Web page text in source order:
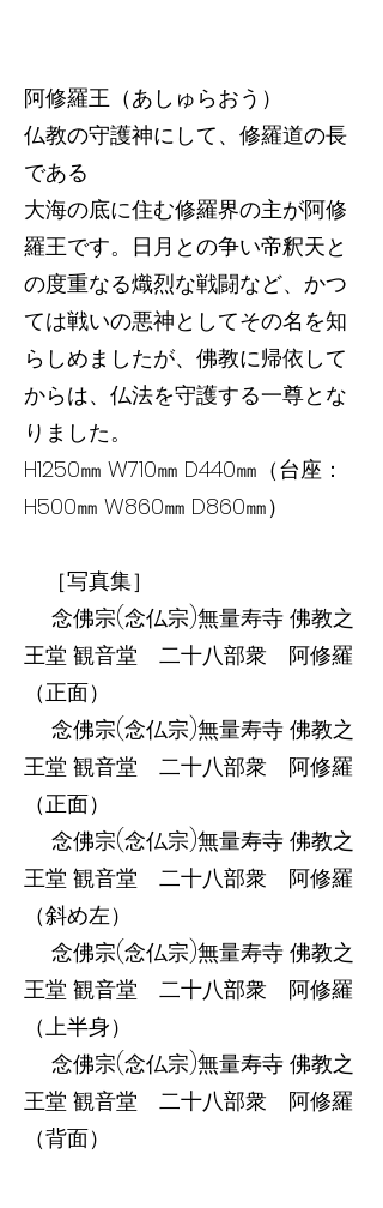
阿修羅王（あしゅらおう）
仏教の守護神にして、修羅道の長
である
大海の底に住む修羅界の主が阿修
羅王です。日月との争い帝釈天と
の度重なる熾烈な戦闘など、かつ
ては戦いの悪神としてその名を知
らしめましたが、佛教に帰依して
からは、仏法を守護する一尊とな
りました。
H1250㎜ W710㎜ D440㎜（台座：
H500㎜ W860㎜ D860㎜）
［写真集］
念佛宗(念仏宗)無量寿寺 佛教之
王堂 観音堂 二十八部衆 阿修羅
（正面）
念佛宗(念仏宗)無量寿寺 佛教之
王堂 観音堂 二十八部衆 阿修羅
（正面）
念佛宗(念仏宗)無量寿寺 佛教之
王堂 観音堂 二十八部衆 阿修羅
（斜め左）
念佛宗(念仏宗)無量寿寺 佛教之
王堂 観音堂 二十八部衆 阿修羅
（上半身）
念佛宗(念仏宗)無量寿寺 佛教之
王堂 観音堂 二十八部衆 阿修羅
（背面）